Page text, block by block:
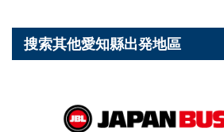
搜索其他愛知縣出発地區